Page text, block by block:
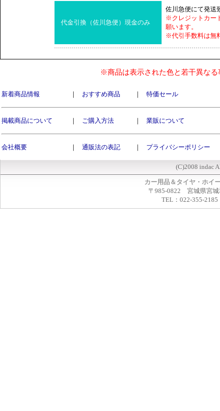
代金引換（佐川急便）現金のみ
佐川急便にて発送
※クレジットカー
願います。
※代引手数料は無
※商品は表示された色と若干異な
新着商品情報 ｜ おすすめ商品 ｜ 特価セール
掲載商品について ｜ ご購入方法 ｜ 業販について
会社概要 ｜ 通販法の表記 ｜ プライバシーポリシー
(C)2008 indac
カー用品＆タイヤ・ホイ
〒985-0822 宮城県宮城
TEL：022-355-